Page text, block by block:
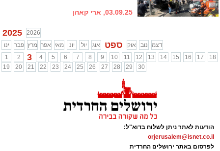
03.09.25, ארי קאהן
2025
2026
ינו
פבר מרץ אפר מאי יונ יול אוג ספט אוק נוב
דצמ
1
2 3 4 5 6 7 8 9 10 11 12 13 14 15 16 17
18
19
20 21 22 23 24 25 26 27 28 29 30
הודעות לאתר ניתן לשלוח בדוא"ל:
orjerusalem@isnet.co.il
לפרסום באתר ירושלים החרדית